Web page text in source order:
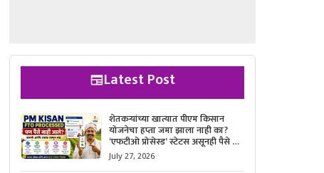
Latest Post
शेतकऱ्यांच्या खात्यात पीएम किसान
योजनेचा हप्ता जमा झाला नाही का?
‘एफटीओ प्रोसेस्ड’ स्टेटस असूनही पैसे न
मिळाल्यास काय करावे, याची सविस्तर
माहिती जाणून घ्या.
July 27, 2026